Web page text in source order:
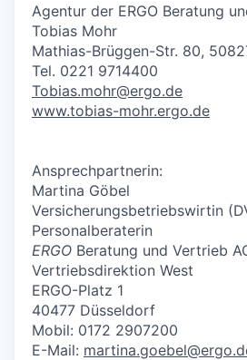
Agentur der ERGO Beratung
Tobias Mohr
Mathias-Brüggen-Str. 80,
Tel. 0221 9714400
Tobias.mohr@ergo.de
www.tobias-mohr.ergo.de
Ansprechpartnerin:
Martina Göbel
Versicherungsbetriebswirtin
Personalberaterin
ERGO Beratung und Vertrieb
Vertriebsdirektion West
ERGO-Platz 1
40477 Düsseldorf
Mobil: 0172 2907200
E-Mail: